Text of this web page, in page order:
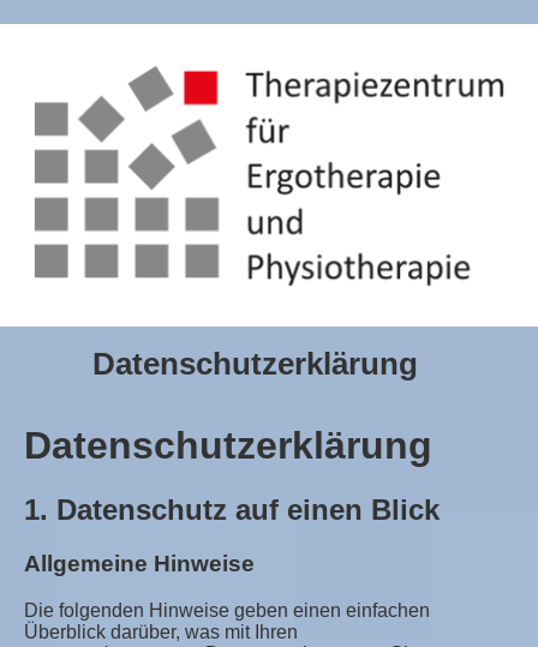
Datenschutzerklärung
Datenschutzerklärung
1. Datenschutz auf einen Blick
Allgemeine Hinweise
Die folgenden Hinweise geben einen einfachen
Überblick darüber, was mit Ihren